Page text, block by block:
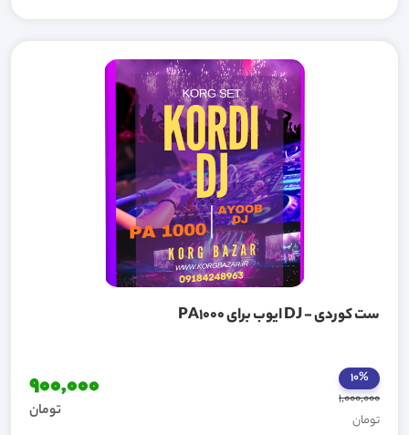
ست کوردی - DJ ایوب برای PA1000
10%
1,000,000
تومان
900,000
تومان